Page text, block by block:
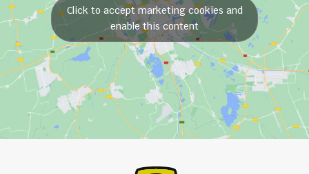
Click to accept marketing cookies and
enable this content